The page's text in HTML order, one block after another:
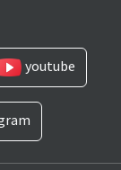
youtube